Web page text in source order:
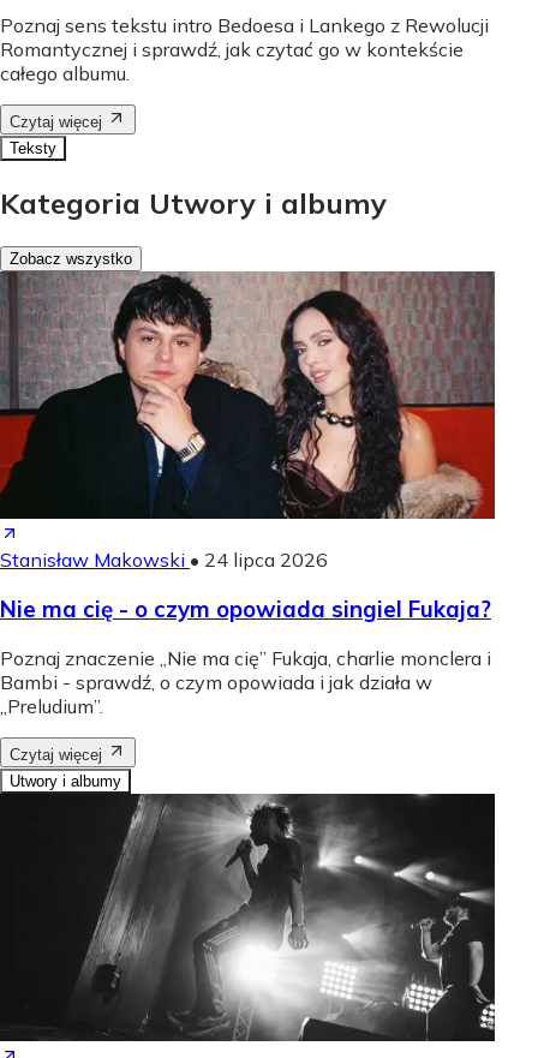
Poznaj sens tekstu intro Bedoesa i Lankego z Rewolucji
Romantycznej i sprawdź, jak czytać go w kontekście
całego albumu.
Czytaj więcej
Teksty
Kategoria Utwory i albumy
Zobacz wszystko
Stanisław Makowski • 24 lipca 2026
Nie ma cię - o czym opowiada singiel Fukaja?
Poznaj znaczenie „Nie ma cię” Fukaja, charlie monclera i
Bambi - sprawdź, o czym opowiada i jak działa w
„Preludium”.
Czytaj więcej
Utwory i albumy